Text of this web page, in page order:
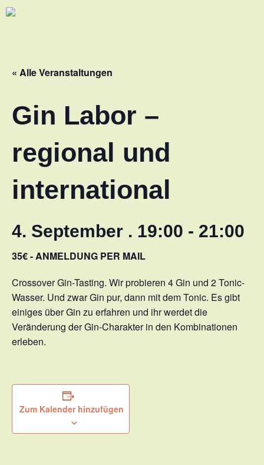
« Alle Veranstaltungen
Gin Labor –
regional und
international
4. September . 19:00 - 21:00
35€ - ANMELDUNG PER MAIL
Crossover Gin-Tasting. Wir probieren 4 Gin und 2 Tonic-
Wasser. Und zwar Gin pur, dann mit dem Tonic. Es gibt
einiges über Gin zu erfahren und ihr werdet die
Veränderung der Gin-Charakter in den Kombinationen
erleben.
Zum Kalender hinzufügen